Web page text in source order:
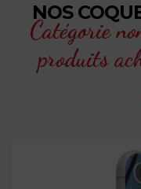
NOS
Catégorie
produits